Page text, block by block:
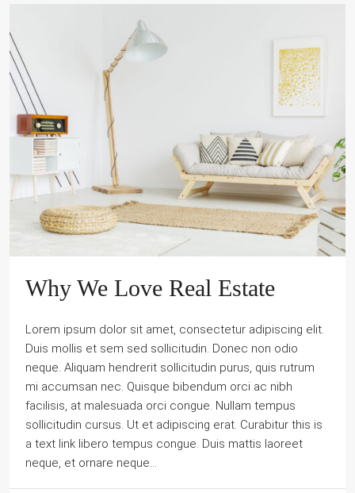
Why We Love Real Estate
Lorem ipsum dolor sit amet, consectetur adipiscing elit.
Duis mollis et sem sed sollicitudin. Donec non odio
neque. Aliquam hendrerit sollicitudin purus, quis rutrum
mi accumsan nec. Quisque bibendum orci ac nibh
facilisis, at malesuada orci congue. Nullam tempus
sollicitudin cursus. Ut et adipiscing erat. Curabitur this is
a text link libero tempus congue. Duis mattis laoreet
neque, et ornare neque...